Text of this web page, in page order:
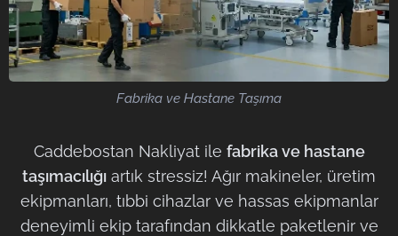
Fabrika ve Hastane Taşıma
Caddebostan Nakliyat ile fabrika ve hastane
taşımacılığı artık stressiz! Ağır makineler, üretim
ekipmanları, tıbbi cihazlar ve hassas ekipmanlar
deneyimli ekip tarafından dikkatle paketlenir ve